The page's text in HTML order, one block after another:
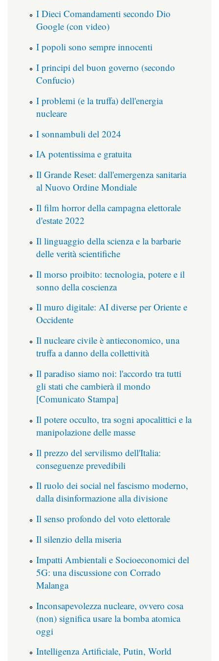
I Dieci Comandamenti secondo Dio
Google (con video)
I popoli sono sempre innocenti
I principi del buon governo (secondo
Confucio)
I problemi (e la truffa) dell'energia
nucleare
I sonnambuli del 2024
IA potentissima e gratuita
Il Grande Reset: dall'emergenza sanitaria
al Nuovo Ordine Mondiale
Il film horror della campagna elettorale
d'estate 2022
Il linguaggio della scienza e la barbarie
delle verità scientifiche
Il morso proibito: tecnologia, potere e il
sonno della coscienza
Il muro digitale: AI diverse per Oriente e
Occidente
Il nucleare civile è antieconomico, una
truffa a danno della collettività
Il paradiso siamo noi: l'accordo tra tutti
gli stati che cambierà il mondo
[Comunicato Stampa]
Il potere occulto, tra sogni apocalittici e la
manipolazione delle masse
Il prezzo del servilismo dell'Italia:
conseguenze prevedibili
Il ruolo dei social nel fascismo moderno,
dalla disinformazione alla divisione
Il senso profondo del voto elettorale
Il silenzio della miseria
Impatti Ambientali e Socioeconomici del
5G: una discussione con Corrado
Malanga
Inconsapevolezza nucleare, ovvero cosa
(non) significa usare la bomba atomica
oggi
Intelligenza Artificiale, Putin, World